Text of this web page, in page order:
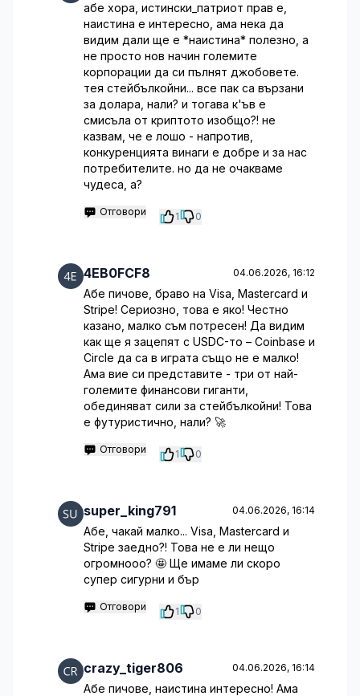
абе хора, истински_патриот прав е,
наистина е интересно, ама нека да
видим дали ще е *наистина* полезно, а
не просто нов начин големите
корпорации да си пълнят джобовете.
тея стейбълкойни... все пак са вързани
за долара, нали? и тогава к'ъв е
смисъла от криптото изобщо?! не
казвам, че е лошо - напротив,
конкуренцията винаги е добре и за нас
потребителите. но да не очакваме
чудеса, а?
Отговори 1 0
4EB0FCF8 04.06.2026, 16:12
Абе пичове, браво на Visa, Mastercard и
Stripe! Сериозно, това е яко! Честно
казано, малко съм потресен! Да видим
как ще я зацепят с USDC-то – Coinbase и
Circle да са в играта също не е малко!
Ама вие си представите - три от най-
големите финансови гиганти,
обединяват сили за стейбълкойни! Това
е футуристично, нали? 🚀
Отговори 1 0
super_king791 04.06.2026, 16:14
Абе, чакай малко... Visa, Mastercard и
Stripe заедно?! Това не е ли нещо
огромнооо? 🤩 Ще имаме ли скоро
супер сигурни и бър
Отговори 1 0
crazy_tiger806 04.06.2026, 16:14
Абе пичове, наистина интересно! Ама